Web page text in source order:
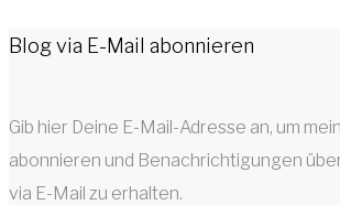
Blog via E-Mail abonnieren
Gib hier Deine E-Mail-Adresse an, um
abonnieren und Benachrichtigungen
via E-Mail zu erhalten.